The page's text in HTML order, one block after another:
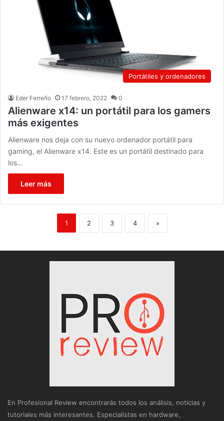
Portátiles y ordenadores
Eder Ferreño 17 febrero, 2022 0
Alienware x14: un portátil para los gamers
más exigentes
Alienware nos deja con su nuevo ordenador portátil para
gaming, el Alienware x14. Este es un portátil destinado para
los…
Leer más
1 2 3 4 »
En Profesional Review encontrarás todos los análisis, noticias y
tutoriales más interesantes. Especialistas en hardware,